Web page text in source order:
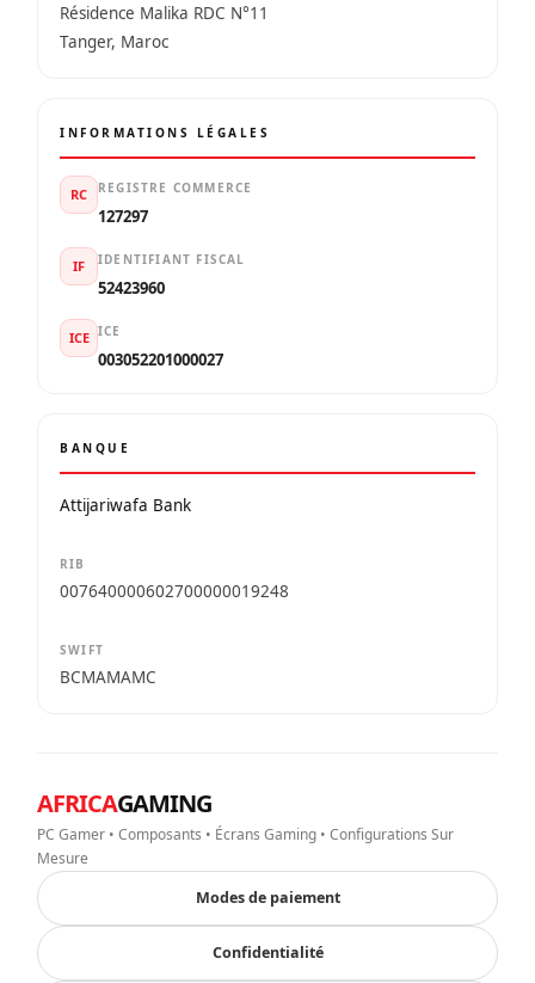
Résidence Malika RDC N°11
Tanger, Maroc
INFORMATIONS LÉGALES
RC REGISTRE COMMERCE
127297
IF IDENTIFIANT FISCAL
52423960
ICE ICE
003052201000027
BANQUE
Attijariwafa Bank
RIB
007640000602700000019248
SWIFT
BCMAMAMC
AFRICAGAMING
PC Gamer • Composants • Écrans Gaming • Configurations Sur
Mesure
Modes de paiement
Confidentialité